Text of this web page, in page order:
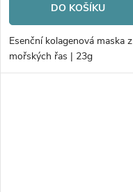
DO KOŠÍKU
Esenční kolagenová maska z
mořských řas | 23g